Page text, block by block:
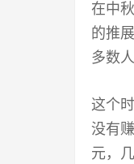
在中
的推
多数
这个
没有
元，